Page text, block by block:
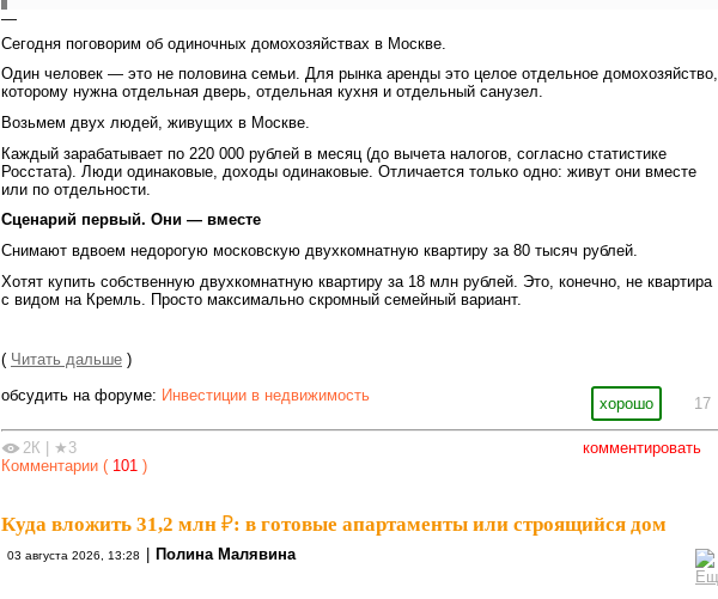
—
Сегодня поговорим об одиночных домохозяйствах в Москве.
Один человек — это не половина семьи. Для рынка аренды это целое отдельное домохозяйство,
которому нужна отдельная дверь, отдельная кухня и отдельный санузел.
Возьмем двух людей, живущих в Москве.
Каждый зарабатывает по 220 000 рублей в месяц (до вычета налогов, согласно статистике
Росстата). Люди одинаковые, доходы одинаковые. Отличается только одно: живут они вместе
или по отдельности.
Сценарий первый. Они — вместе
Снимают вдвоем недорогую московскую двухкомнатную квартиру за 80 тысяч рублей.
Хотят купить собственную двухкомнатную квартиру за 18 млн рублей. Это, конечно, не квартира
с видом на Кремль. Просто максимально скромный семейный вариант.
( Читать дальше )
хорошо 17
обсудить на форуме: Инвестиции в недвижимость
комментировать
2К
★3
Комментарии ( 101 )
Куда вложить 31,2 млн ₽: в готовые апартаменты или строящийся дом
03 августа 2026, 13:28 Полина Малявина